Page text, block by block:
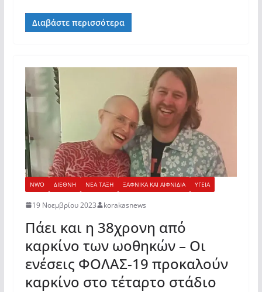
Διαβάστε περισσότερα
NWO ΔΙΕΘΝΗ ΝΕΑ ΤΑΞΗ ΞΑΦΝΙΚΑ ΚΑΙ ΑΙΦΝΙΔΙΑ ΥΓΕΙΑ
19 Νοεμβρίου 2023 korakasnews
Πάει και η 38χρονη από
καρκίνο των ωοθηκών – Οι
ενέσεις ΦΟΛΑΣ-19 προκαλούν
καρκίνο στο τέταρτο στάδιο